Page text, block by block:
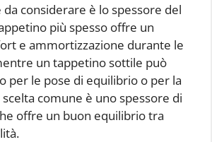
considerare è lo spessore del
più spesso offre un
e ammortizzazione durante le
un tappetino sottile può
per le pose di equilibrio o per la
comune è uno spessore di
offre un buon equilibrio tra